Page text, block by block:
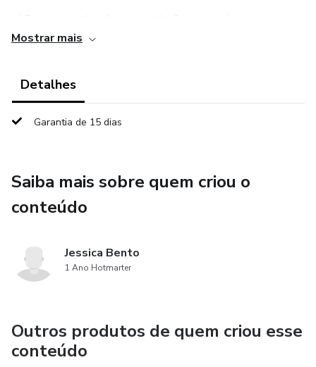
garantem entrevistas
oportunidades
✅ Dinamizar o seu networking e se conectar com as
✅ Preparar-se para entrevistas de emprego com confiança
✅ Evitar os erros mais comuns que afastam candidatos
Se você quer entrar no mercado de trabalho com o pé
direito ou transformar a sua trajetória profissional, este
📥 Adquira agora e dê o próximo passo na sua jornada
profissional! 🚀
Mostrar mais
Detalhes
Garantia de 15 dias
Saiba mais sobre quem criou o
conteúdo
Jessica Bento
1 Ano Hotmarter
Outros produtos de quem criou esse
conteúdo